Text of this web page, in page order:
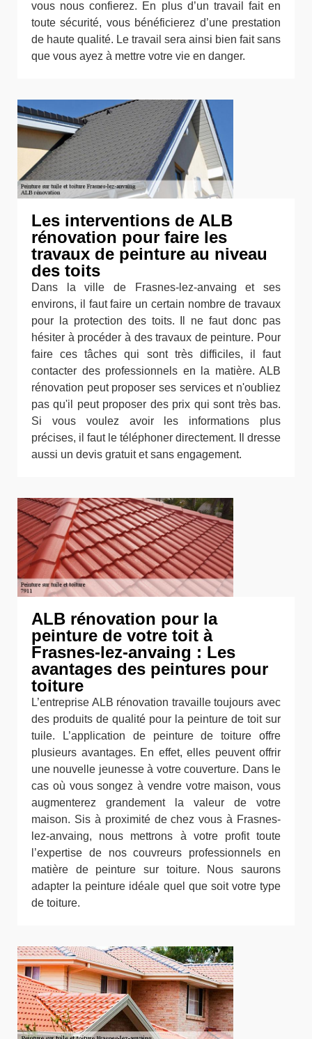
vous nous confierez. En plus d’un travail fait en
toute sécurité, vous bénéficierez d’une prestation
de haute qualité. Le travail sera ainsi bien fait sans
que vous ayez à mettre votre vie en danger.
Les interventions de ALB
rénovation pour faire les
travaux de peinture au niveau
des toits
Dans la ville de Frasnes-lez-anvaing et ses
environs, il faut faire un certain nombre de travaux
pour la protection des toits. Il ne faut donc pas
hésiter à procéder à des travaux de peinture. Pour
faire ces tâches qui sont très difficiles, il faut
contacter des professionnels en la matière. ALB
rénovation peut proposer ses services et n'oubliez
pas qu'il peut proposer des prix qui sont très bas.
Si vous voulez avoir les informations plus
précises, il faut le téléphoner directement. Il dresse
aussi un devis gratuit et sans engagement.
ALB rénovation pour la
peinture de votre toit à
Frasnes-lez-anvaing : Les
avantages des peintures pour
toiture
L’entreprise ALB rénovation travaille toujours avec
des produits de qualité pour la peinture de toit sur
tuile. L’application de peinture de toiture offre
plusieurs avantages. En effet, elles peuvent offrir
une nouvelle jeunesse à votre couverture. Dans le
cas où vous songez à vendre votre maison, vous
augmenterez grandement la valeur de votre
maison. Sis à proximité de chez vous à Frasnes-
lez-anvaing, nous mettrons à votre profit toute
l’expertise de nos couvreurs professionnels en
matière de peinture sur toiture. Nous saurons
adapter la peinture idéale quel que soit votre type
de toiture.